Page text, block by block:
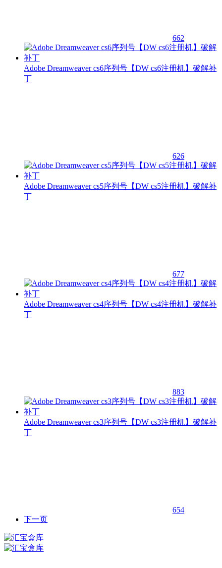
662
Adobe Dreamweaver cs6序列号【DW cs6注册机】破解补
丁
626
Adobe Dreamweaver cs5序列号【DW cs5注册机】破解补
丁
677
Adobe Dreamweaver cs4序列号【DW cs4注册机】破解补
丁
883
Adobe Dreamweaver cs3序列号【DW cs3注册机】破解补
丁
654
下一页